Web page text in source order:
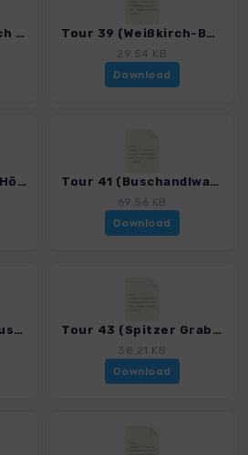
Tour 38 (Weißenkirch - Schildhütt)_4050_2.gpx Tour 39 (Weißkirch-Buschandlwd)_4050_2.gpx
29.54 KB
Download
Tour 40 (Michaeler Höhenweg)_4050_2.gpx Tour 41 (Buschandlwand)_4050_2.gpx
69.56 KB
Download
Tour 42 (Um den Tausendeimerberg)_4050_2.gpx Tour 43 (Spitzer Graben)_4050_2.gpx
38.21 KB
Download